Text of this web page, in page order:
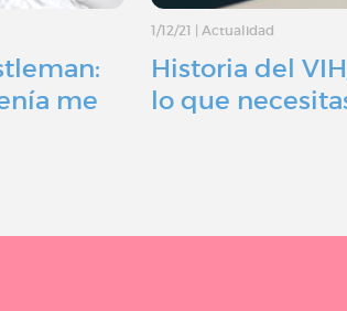
me
1/12/21 |Actualidad
Historia del
lo que